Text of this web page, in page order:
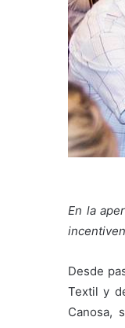
En la
Desde
Textil y
Canosa,